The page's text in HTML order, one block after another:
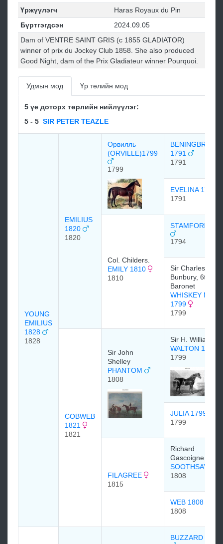
Үржүүлэгч
Haras Royaux du Pin
Бүртгэгдсэн
2024.09.05
Dam of VENTRE SAINT GRIS (c 1855 GLADIATOR)
winner of prix du Jockey Club 1858. She also produced
Good Night, dam of the Prix Gladiateur winner Pourquoi.
Удмын мод Үр төлийн мод
5 үе доторх төрлийн нийлүүлэг:
5 - 5 SIR PETER TEAZLE
YOUNG
EMILIUS
1828
1828
EMILIUS
1820
1820
Орвилль
(ORVILLE)1799
1799
1791
1791
EVELINA 1791
1791
Col. Childers.
EMILY 1810
1810
STAMFORD
1794
Sir Charles
Bunbury, 6th
Baronet
WHISKEY MARE
1799
1799
COBWEB
1821
1821
Sir John
Shelley
PHANTOM
1808
Sir H. Williamson
WALTON 1799
1799
JULIA 1799
1799
FILAGREE
1815
Richard
Gascoigne
SOOTHSAYER
1808
WEB 1808
1808
BUZZARD 1787